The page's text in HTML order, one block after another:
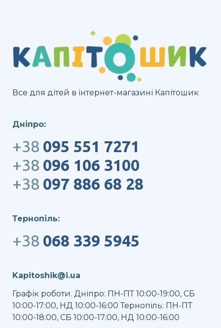
Все для дітей в інтернет-магазині Капітошик
Дніпро:
+38 095 551 7271
+38 096 106 3100
+38 097 886 68 28
Тернопіль:
+38 068 339 5945
Kapitoshik@i.ua
Графік роботи. Дніпро: ПН-ПТ 10:00-19:00, СБ
10:00-17:00, НД 10:00-16:00 Тернопіль: ПН-ПТ
10:00-18:00, СБ 10:00-17:00, НД 10:00-16:00